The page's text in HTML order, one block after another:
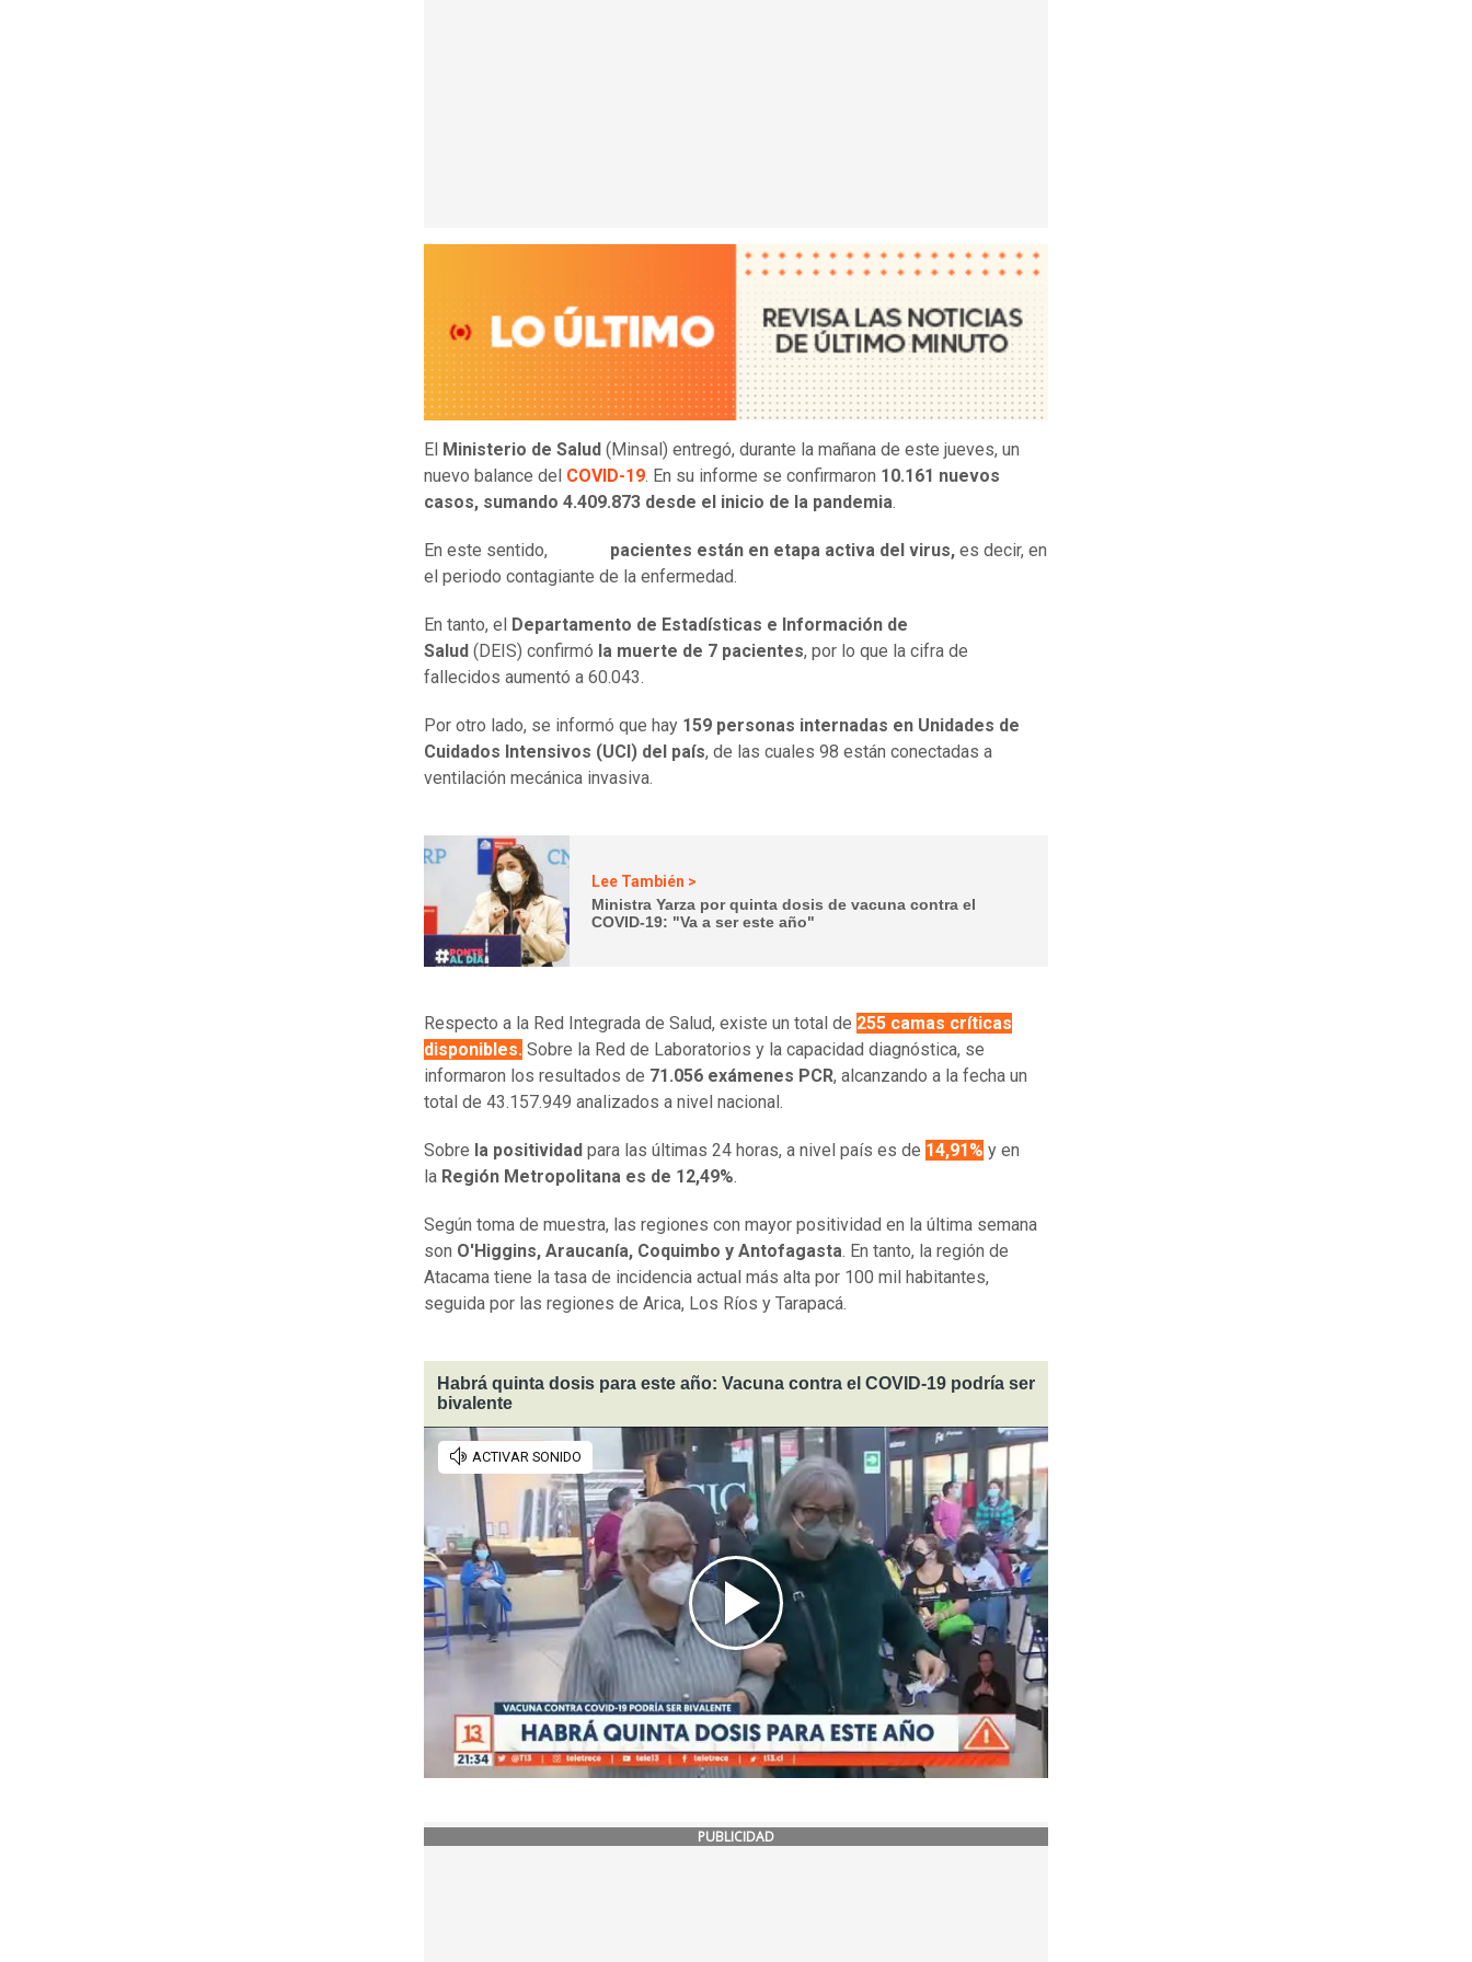
El Ministerio de Salud (Minsal) entregó, durante la mañana de este jueves, un
nuevo balance del COVID-19. En su informe se confirmaron 10.161 nuevos
casos,​ sumando 4.409.873 desde el inicio de la pandemia.
En este sentido, pacientes están en etapa activa del virus, es decir, en
el periodo contagiante de la enfermedad.
En tanto, el
Departamento de Estadísticas e Información de
Salud (DEIS) confirmó la muerte de 7 pacientes, por lo que la cifra de
fallecidos aumentó a 60.043.
Por otro lado, se informó que hay 159 personas internadas en Unidades de
Cuidados Intensivos (UCI) del país, de las cuales 98 están conectadas a
ventilación mecánica invasiva.
Lee También >
Ministra Yarza por quinta dosis de vacuna contra el
COVID-19: "Va a ser este año"
Respecto a la Red Integrada de Salud, existe un total de 255 camas críticas
disponibles. Sobre la Red de Laboratorios y la capacidad diagnóstica, se
informaron los resultados de 71.056 exámenes PCR, alcanzando a la fecha un
total de 43.157.949 analizados a nivel nacional.
Sobre la positividad para las últimas 24 horas, a nivel país es de 14,91% y en
la Región Metropolitana es de 12,49%.
Según toma de muestra, las regiones con mayor positividad en la última semana
son O'Higgins, Araucanía, Coquimbo y Antofagasta. En tanto, la región de
Atacama tiene la tasa de incidencia actual más alta por 100 mil habitantes,
seguida por las regiones de Arica, Los Ríos y Tarapacá.
Habrá quinta dosis para este año: Vacuna contra el COVID-19 podría ser
bivalente
PUBLICIDAD